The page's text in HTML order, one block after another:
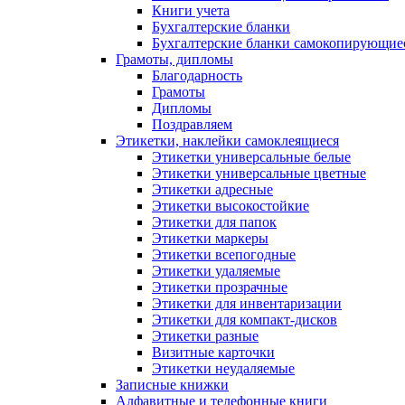
Книги учета
Бухгалтерские бланки
Бухгалтерские бланки
Грамоты, дипломы
Благодарность
Грамоты
Дипломы
Поздравляем
Этикетки, наклейки самоклеящиеся
Этикетки универсальные белые
Этикетки универсальные цветные
Этикетки адресные
Этикетки высокостойкие
Этикетки для папок
Этикетки маркеры
Этикетки всепогодные
Этикетки удаляемые
Этикетки прозрачные
Этикетки для инвентаризации
Этикетки для компакт-дисков
Этикетки разные
Визитные карточки
Этикетки неудаляемые
Записные книжки
Алфавитные и телефонные книги